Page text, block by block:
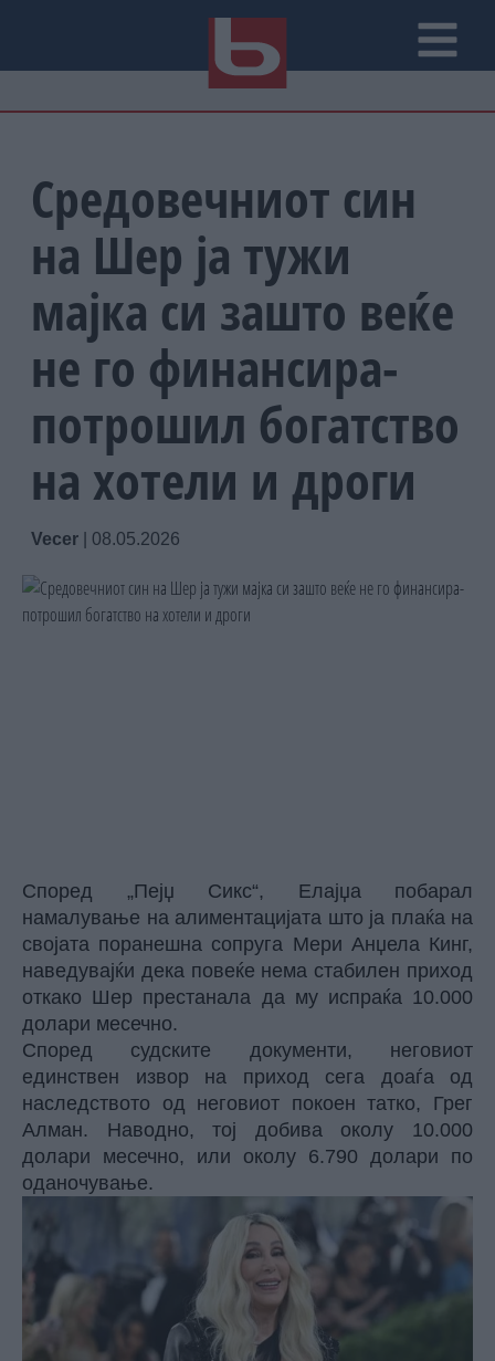
Средовечниот син
на Шер ја тужи
мајка си зашто веќе
не го финансира-
потрошил богатство
на хотели и дроги
Vecer 08.05.2026
Според „Пејџ Сикс“, Елајџа побарал
намалување на алиментацијата што ја плаќа на
својата поранешна сопруга Мери Анџела Кинг,
наведувајќи дека повеќе нема стабилен приход
откако Шер престанала да му испраќа 10.000
долари месечно.
Според судските документи, неговиот
единствен извор на приход сега доаѓа од
наследството од неговиот покоен татко, Грег
Алман. Наводно, тој добива околу 10.000
долари месечно, или околу 6.790 долари по
оданочување.